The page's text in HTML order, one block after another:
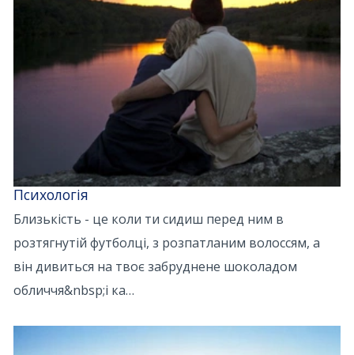
Психологія
Близькість - це коли ти сидиш перед ним в
розтягнутій футболці, з розпатланим волоссям, а
він дивиться на твоє забруднене шоколадом
обличчя&nbsp;і ка…